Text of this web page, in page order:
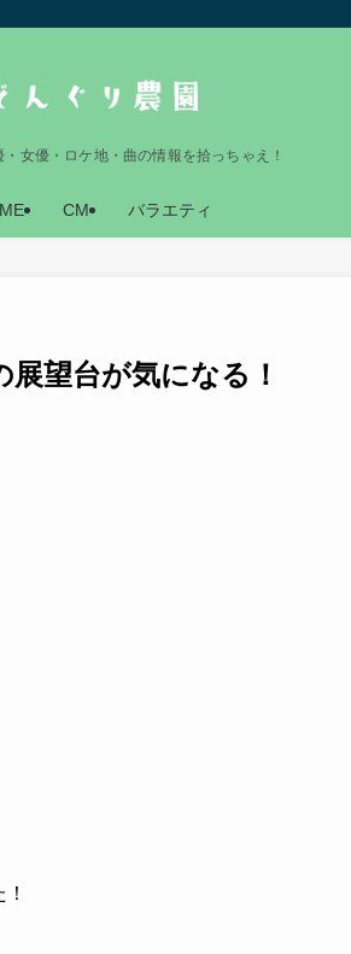
女優・ロケ地・曲の情報を拾っちゃえ！
CM バラエティ
望台が気になる！